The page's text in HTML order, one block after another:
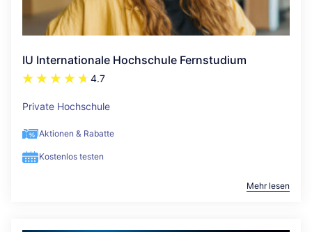
IU Internationale Hochschule Fernstudium
4.7
Private Hochschule
Aktionen & Rabatte
Kostenlos testen
Mehr lesen